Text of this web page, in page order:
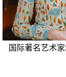
国际著名艺术家